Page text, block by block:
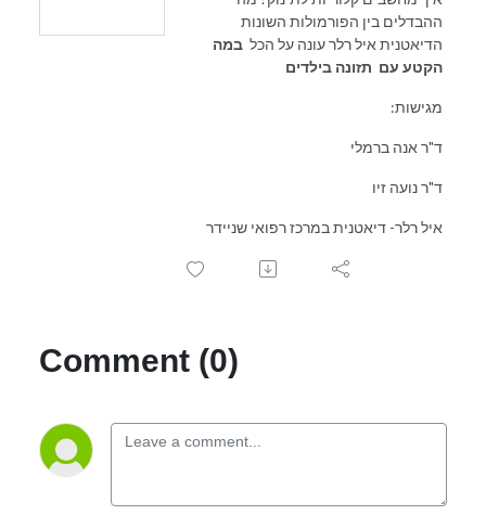
ההבדלים בין הפורמולות השונות
הדיאטנית איל רלר עונה על הכל במה
הקטע עם תזונה בילדים
:מגישות
ד"ר אנה ברמלי
ד"ר נועה זיו
איל רלר- דיאטנית במרכז רפואי שניידר
Comment (0)